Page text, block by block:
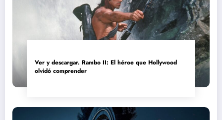
Ver y descargar. Rambo II: El héroe que Hollywood
olvidó comprender